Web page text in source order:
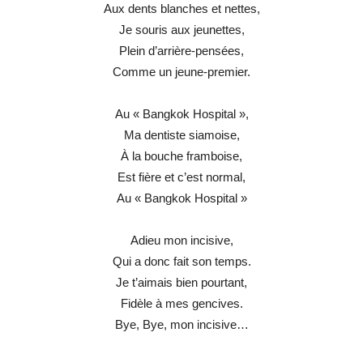
Aux dents blanches et nettes,
Je souris aux jeunettes,
Plein d’arrière-pensées,
Comme un jeune-premier.
Au « Bangkok Hospital »,
Ma dentiste siamoise,
À la bouche framboise,
Est fière et c’est normal,
Au « Bangkok Hospital »
Adieu mon incisive,
Qui a donc fait son temps.
Je t’aimais bien pourtant,
Fidèle à mes gencives.
Bye, Bye, mon incisive…